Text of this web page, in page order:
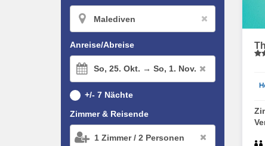
Anreise/Abreise
So, 25. Okt. → So, 1. Nov.
+/- 7 Nächte
Zimmer & Reisende
1 Zimmer/ 2 Personen